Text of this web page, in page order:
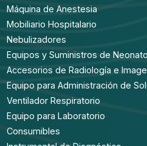
Máquina de Anestesia
Mobiliario Hospitalario
Nebulizadores
Equipos y Suministros de
Accesorios de Radiología e
Equipo para Administración de
Ventilador Respiratorio
Equipo para Laboratorio
Consumibles